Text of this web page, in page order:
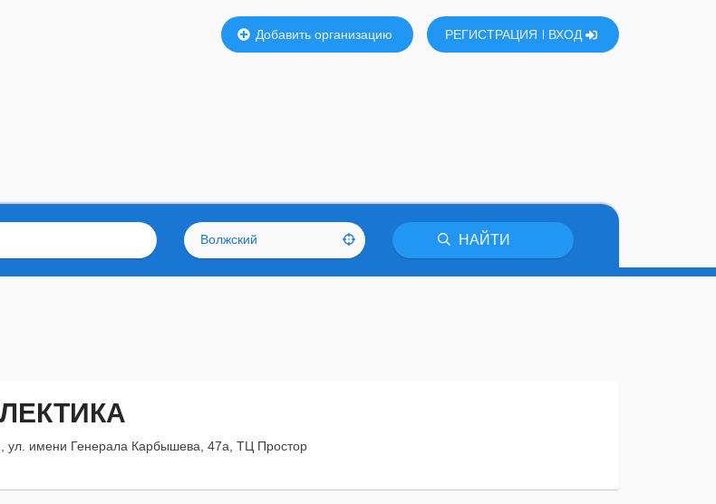
Добавить организацию РЕГИСТРАЦИЯ ВХОД
Волжский НАЙТИ
ул. имени Генерала Карбышева, 47а, ТЦ Простор